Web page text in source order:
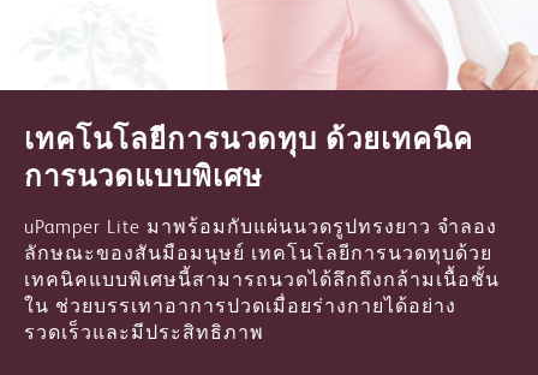
เทคโนโลยีการนวดทุบ ด้วยเทคนิค
การนวดแบบพิเศษ
uPamper Lite มาพร้อมกับแผ่นนวดรูปทรงยาว จำลอง
ลักษณะของสันมือมนุษย์ เทคโนโลยีการนวดทุบด้วย
เทคนิคแบบพิเศษนี้สามารถนวดได้ลึกถึงกล้ามเนื้อชั้น
ใน ช่วยบรรเทาอาการปวดเมื่อยร่างกายได้อย่าง
รวดเร็วและมีประสิทธิภาพ